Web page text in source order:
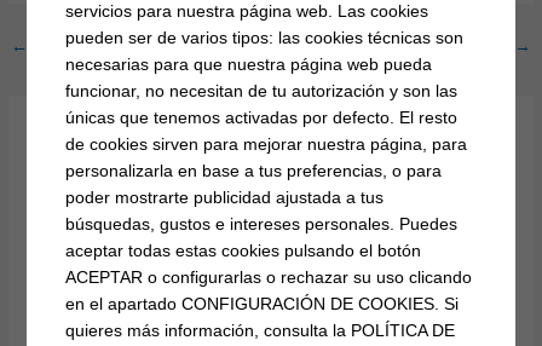
← Entrada anterior Entrada siguiente →
Deja un comentario
Tu dirección de correo electrónico no será publicada.
campos obligatorios están marcados con
Escribe
aquí...
servicios para nuestra página web. Las cookies
pueden ser de varios tipos: las cookies técnicas son
necesarias para que nuestra página web pueda
funcionar, no necesitan de tu autorización y son las
únicas que tenemos activadas por defecto. El resto
de cookies sirven para mejorar nuestra página, para
personalizarla en base a tus preferencias, o para
poder mostrarte publicidad ajustada a tus
búsquedas, gustos e intereses personales. Puedes
aceptar todas estas cookies pulsando el botón
ACEPTAR o configurarlas o rechazar su uso clicando
en el apartado CONFIGURACIÓN DE COOKIES. Si
quieres más información, consulta la POLÍTICA DE